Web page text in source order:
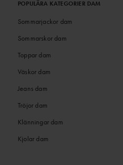
POPULÄRA KATEGORIER DAM
Sommarjackor dam
Sommarskor dam
Toppar dam
Väskor dam
Jeans dam
Tröjor dam
Klänningar dam
Kjolar dam